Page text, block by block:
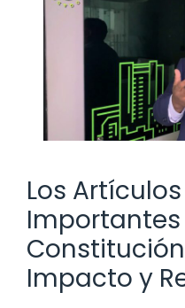
Los
Importantes
Impacto y